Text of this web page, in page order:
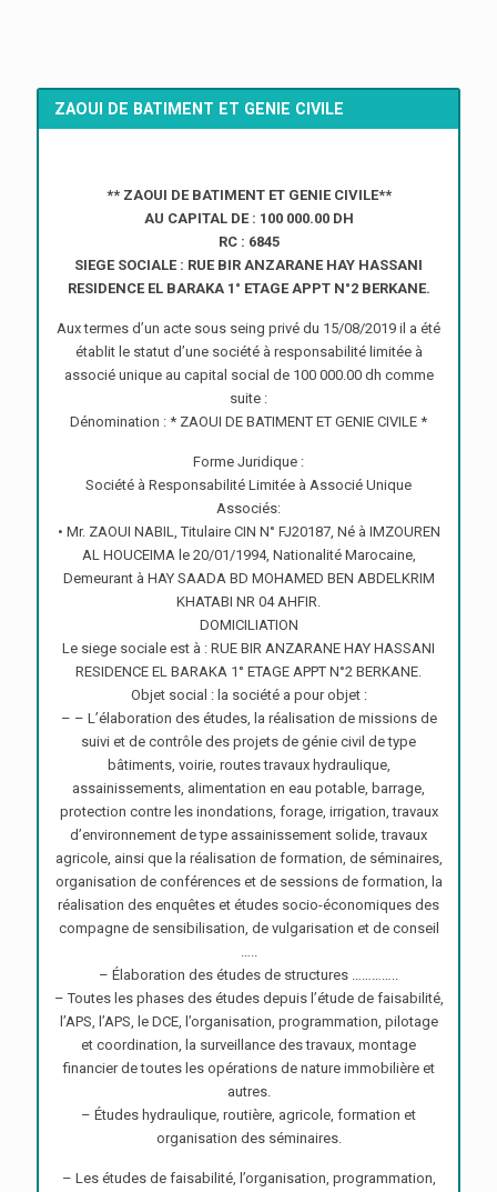
ZAOUI DE BATIMENT ET GENIE CIVILE
** ZAOUI DE BATIMENT ET GENIE CIVILE**
AU CAPITAL DE : 100 000.00 DH
RC : 6845
SIEGE SOCIALE : RUE BIR ANZARANE HAY HASSANI
RESIDENCE EL BARAKA 1° ETAGE APPT N°2 BERKANE.
Aux termes d’un acte sous seing privé du 15/08/2019 il a été
établit le statut d’une société à responsabilité limitée à
associé unique au capital social de 100 000.00 dh comme
suite :
Dénomination : * ZAOUI DE BATIMENT ET GENIE CIVILE *
Forme Juridique :
Société à Responsabilité Limitée à Associé Unique
Associés:
• Mr. ZAOUI NABIL, Titulaire CIN N° FJ20187, Né à IMZOUREN
AL HOUCEIMA le 20/01/1994, Nationalité Marocaine,
Demeurant à HAY SAADA BD MOHAMED BEN ABDELKRIM
KHATABI NR 04 AHFIR.
DOMICILIATION
Le siege sociale est à : RUE BIR ANZARANE HAY HASSANI
RESIDENCE EL BARAKA 1° ETAGE APPT N°2 BERKANE.
Objet social : la société a pour objet :
– – L’élaboration des études, la réalisation de missions de
suivi et de contrôle des projets de génie civil de type
bâtiments, voirie, routes travaux hydraulique,
assainissements, alimentation en eau potable, barrage,
protection contre les inondations, forage, irrigation, travaux
d’environnement de type assainissement solide, travaux
agricole, ainsi que la réalisation de formation, de séminaires,
organisation de conférences et de sessions de formation, la
réalisation des enquêtes et études socio-économiques des
compagne de sensibilisation, de vulgarisation et de conseil
…..
– Élaboration des études de structures …………..
– Toutes les phases des études depuis l’étude de faisabilité,
l’APS, l’APS, le DCE, l’organisation, programmation, pilotage
et coordination, la surveillance des travaux, montage
financier de toutes les opérations de nature immobilière et
autres.
– Études hydraulique, routière, agricole, formation et
organisation des séminaires.
– Les études de faisabilité, l’organisation, programmation,